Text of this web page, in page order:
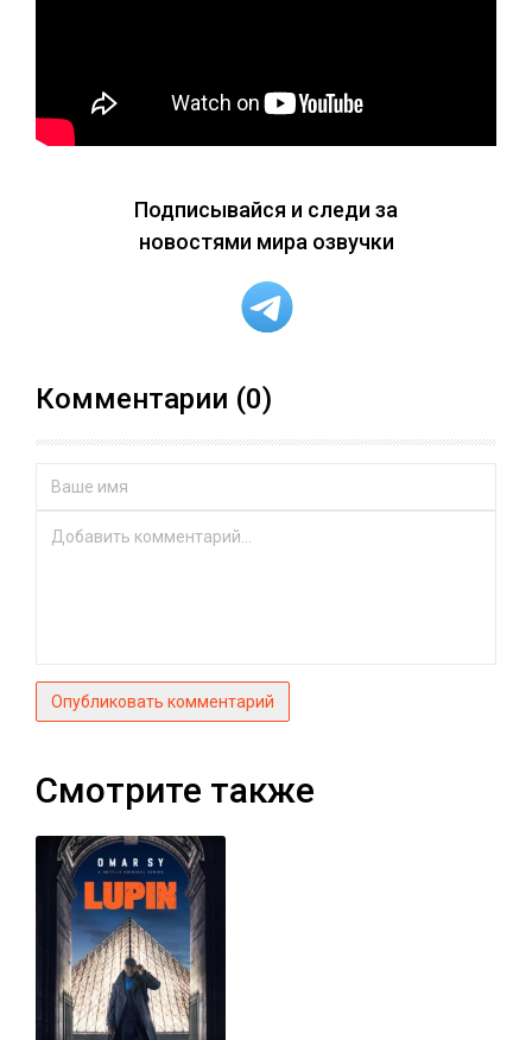
Подписывайся и следи за
новостями мира озвучки
Комментарии (0)
Опубликовать комментарий
Смотрите также